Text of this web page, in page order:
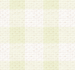
a.既に登
録する場合
b.本サービ
業に従事
場合